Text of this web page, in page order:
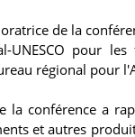
de la
pour
régional pour
la conférence a
et autres